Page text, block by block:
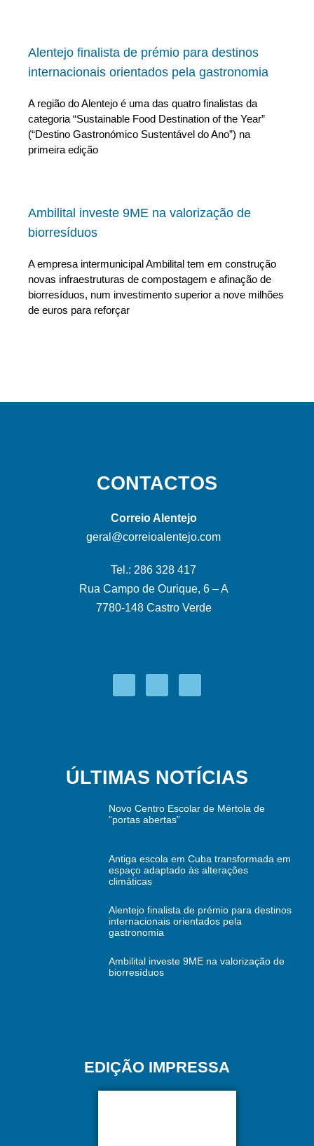
Alentejo finalista de prémio para destinos
internacionais orientados pela gastronomia
A região do Alentejo é uma das quatro finalistas da
categoria “Sustainable Food Destination of the Year”
(“Destino Gastronómico Sustentável do Ano”) na
primeira edição
Ambilital investe 9ME na valorização de
biorresíduos
A empresa intermunicipal Ambilital tem em construção
novas infraestruturas de compostagem e afinação de
biorresíduos, num investimento superior a nove milhões
de euros para reforçar
CONTACTOS
Correio Alentejo
geral@correioalentejo.com
Tel.: 286 328 417
Rua Campo de Ourique, 6 – A
7780-148 Castro Verde
ÚLTIMAS NOTÍCIAS
Novo Centro Escolar de Mértola de
“portas abertas”
Antiga escola em Cuba transformada em
espaço adaptado às alterações
climáticas
Alentejo finalista de prémio para destinos
internacionais orientados pela
gastronomia
Ambilital investe 9ME na valorização de
biorresíduos
EDIÇÃO IMPRESSA